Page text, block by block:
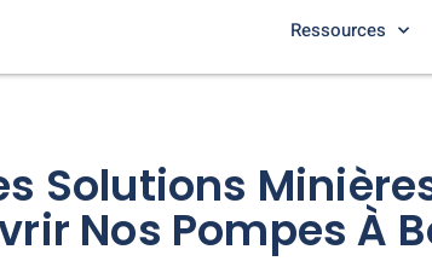
Ressources
Solutions
Nos Pompes À